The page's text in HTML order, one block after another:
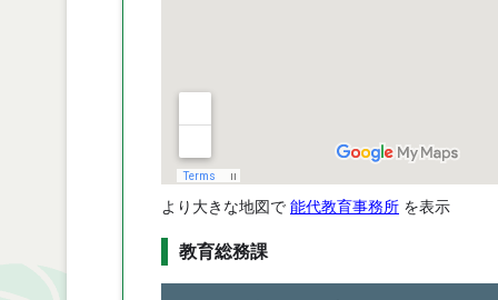
より大きな地図で 能代教育事務所 を表示
教育総務課